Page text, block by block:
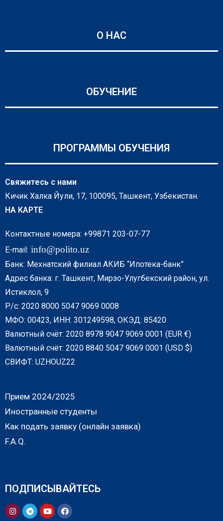
О НАС
ОБУЧЕНИЕ
ПРОГРАММЫ ОБУЧЕНИЯ
Свяжитесь с нами
Кичик Халка Йули, 17, 100095, Ташкент, Узбекистан.
НА КАРТЕ
Контактные номера: +99871 203-07-77
E-mail: info@polito.uz
Банк: Мехнатский филиал АКИБ “Ипотека-банк”
Адрес банка: г. Ташкент, Мирзо-Улугбекский район, ул.
Истиклол, 9
Р/с: 2020 8000 5047 9069 0008
МФО: 00423, ИНН: 301249598, ОКЭД: 85420
Валютный счёт: 2020 8978 9047 9069 0001 (EUR €)
Валютный счёт: 2020 8840 5047 9069 0001 (USD $)
СВИФТ: UZHOUZ22
Прием 2024/2025
Иностранные студенты
Как подать заявку (онлайн заявка)
F.A.Q.
ПОДПИСЫВАЙТЕСЬ